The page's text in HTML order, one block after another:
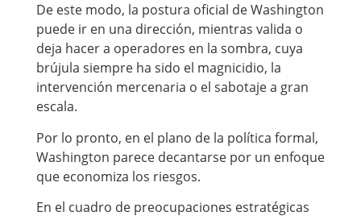
De este modo, la postura oficial de Washington
puede ir en una dirección, mientras valida o
deja hacer a operadores en la sombra, cuya
brújula siempre ha sido el magnicidio, la
intervención mercenaria o el sabotaje a gran
escala.
Por lo pronto, en el plano de la política formal,
Washington parece decantarse por un enfoque
que economiza los riesgos.
En el cuadro de preocupaciones estratégicas